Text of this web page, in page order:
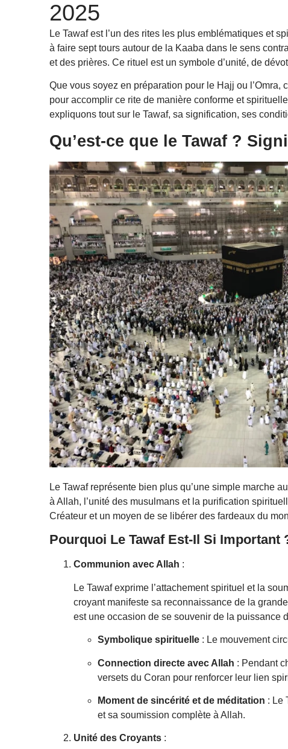
2025
Le Tawaf est l’un des rites les plus emblématiques et
à faire sept tours autour de la Kaaba dans le sens
et des prières. Ce rituel est un symbole d’unité, de
Que vous soyez en préparation pour le Hajj ou
pour accomplir ce rite de manière conforme et
expliquons tout sur le Tawaf, sa signification, ses
Qu’est-ce que le Tawaf ?
Le Tawaf représente bien plus qu’une simple marche
à Allah, l’unité des musulmans et la purification
Créateur et un moyen de se libérer des fardeaux du
Pourquoi Le Tawaf Est-Il Si Important
Communion avec Allah :
Le Tawaf exprime l’attachement spirituel et la
croyant manifeste sa reconnaissance de la
est une occasion de se souvenir de la puissance
Symbolique spirituelle : Le mouvement
Connection directe avec Allah : Pendant
versets du Coran pour renforcer leur lien
Moment de sincérité et de méditation : Le
et sa soumission complète à Allah.
Unité des Croyants :